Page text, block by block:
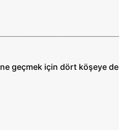
geçmek için dört köşeye de